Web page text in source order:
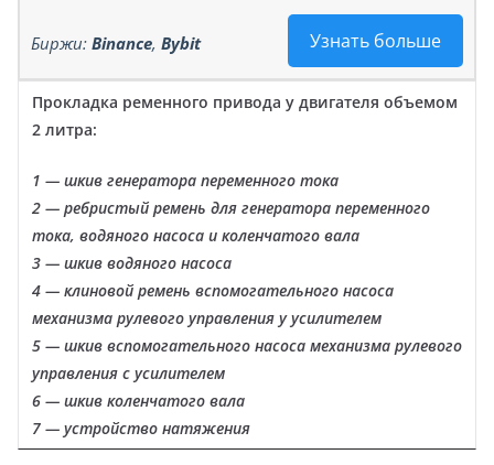
Узнать больше
Биржи: Binance, Bybit
Прокладка ременного привода у двигателя объемом
2 литра:
1 — шкив генератора переменного тока
2 — ребристый ремень для генератора переменного
тока, водяного насоса и коленчатого вала
3 — шкив водяного насоса
4 — клиновой ремень вспомогательного насоса
механизма рулевого управления у усилителем
5 — шкив вспомогательного насоса механизма рулевого
управления с усилителем
6 — шкив коленчатого вала
7 — устройство натяжения